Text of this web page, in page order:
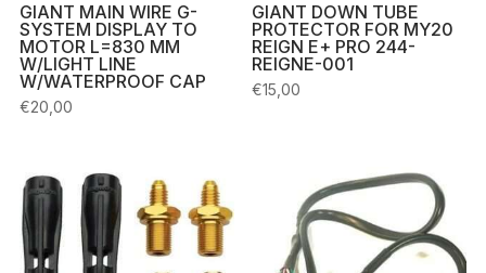
GIANT MAIN WIRE G-
SYSTEM DISPLAY TO
MOTOR L=830 MM
W/LIGHT LINE
W/WATERPROOF CAP
€20,00
GIANT DOWN TUBE
PROTECTOR FOR MY20
REIGN E+ PRO 244-
REIGNE-001
€15,00